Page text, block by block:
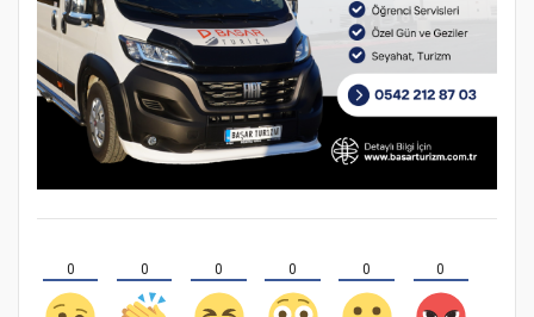
0 0 0 0 0 0